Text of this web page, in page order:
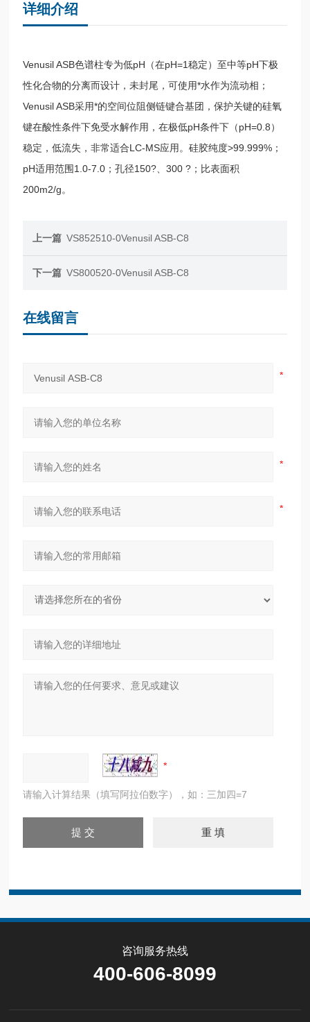
详细介绍
Venusil ASB色谱柱专为低pH（在pH=1稳定）至中等pH下极
性化合物的分离而设计，未封尾，可使用*水作为流动相；
Venusil ASB采用*的空间位阻侧链键合基团，保护关键的硅氧
键在酸性条件下免受水解作用，在极低pH条件下（pH=0.8）
稳定，低流失，非常适合LC-MS应用。硅胶纯度>99.999%；
pH适用范围1.0-7.0；孔径150?、300 ?；比表面积
200m2/g。
上一篇 VS852510-0Venusil ASB-C8
下一篇 VS800520-0Venusil ASB-C8
在线留言
请输入计算结果（填写阿拉伯数字），如：三加四=7
咨询服务热线
400-606-8099